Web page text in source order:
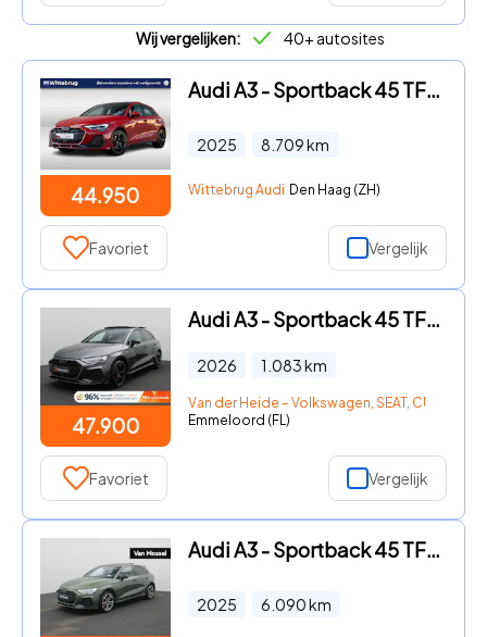
Wij vergelijken: 40+ autosites
44.950
Audi A3 - Sportback 45 TFSI e 272PK S edition Competition | Dynamica |
2025 8.709km
Wittebrug Audi Den Haag (ZH)
Favoriet Vergelijk
47.900
Audi A3 - Sportback 45 TFSI e S edition Competition 272PK S-Tronic S-L
2026 1.083km
Van der Heide – Volkswagen, SEAT, CUPRA,
Emmeloord (FL)
Favoriet Vergelijk
Audi A3 - Sportback 45 TFSI e S edition Competition l Adaptive cruise
2025 6.090km